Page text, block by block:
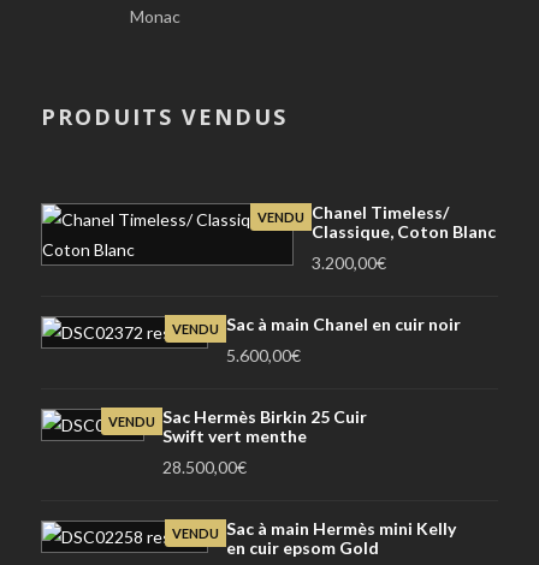
Monac
PRODUITS VENDUS
VENDU
Chanel Timeless/
Classique, Coton Blanc
3.200,00€
VENDU Sac à main Chanel en cuir noir
5.600,00€
VENDU Sac Hermès Birkin 25 Cuir
Swift vert menthe
28.500,00€
VENDU Sac à main Hermès mini Kelly
en cuir epsom Gold